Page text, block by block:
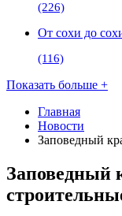
(226)
От сохи до
(116)
Показать больше +
Главная
Новости
Заповедный
Заповедный